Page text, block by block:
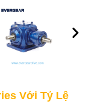
Với Tỷ Lệ